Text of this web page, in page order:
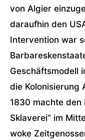
von Algier
daraufhin den
Intervention war
Geschäftsmodell
die Kolonisierung
1830 machte den
Sklaverei“ im
woke